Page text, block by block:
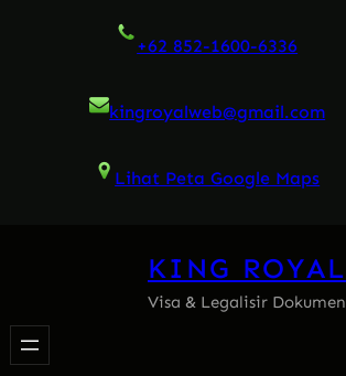
+62 852-1600-6336
kingroyalweb@gmail.com
Lihat Peta Google Maps
KING ROYAL
Visa & Legalisir Dokumen